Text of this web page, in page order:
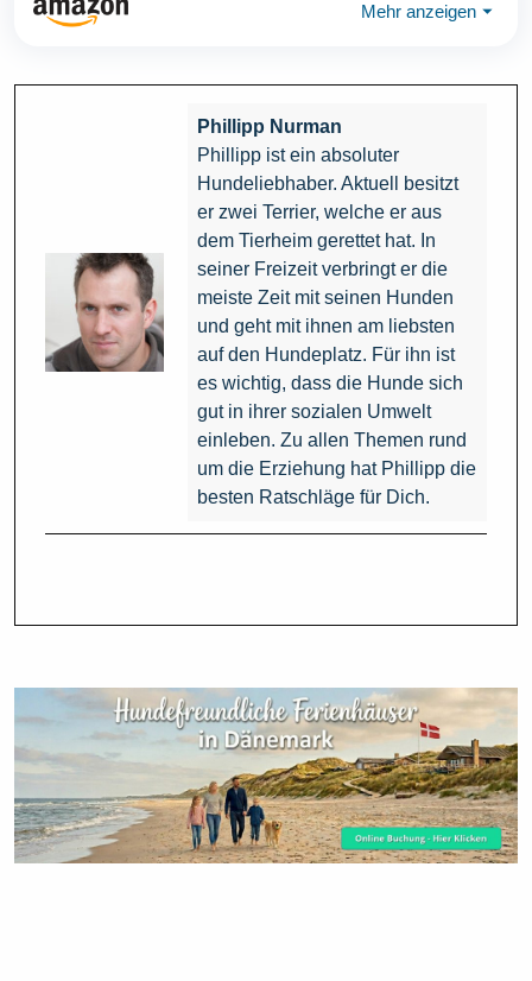
Mehr anzeigen ⏷
Phillipp Nurman
Phillipp ist ein absoluter
Hundeliebhaber. Aktuell besitzt
er zwei Terrier, welche er aus
dem Tierheim gerettet hat. In
seiner Freizeit verbringt er die
meiste Zeit mit seinen Hunden
und geht mit ihnen am liebsten
auf den Hundeplatz. Für ihn ist
es wichtig, dass die Hunde sich
gut in ihrer sozialen Umwelt
einleben. Zu allen Themen rund
um die Erziehung hat Phillipp die
besten Ratschläge für Dich.